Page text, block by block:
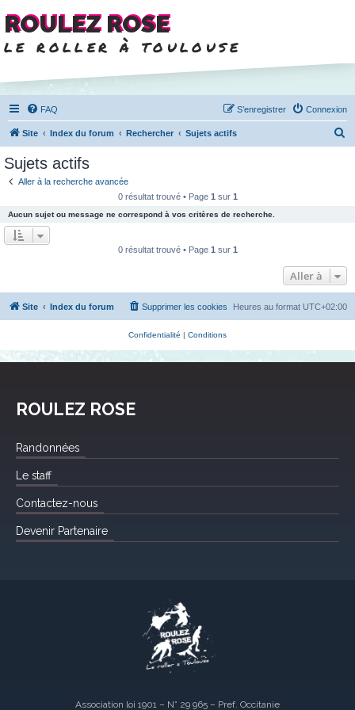
ROULEZ ROSE
le roller à toulouse
FAQ Connexion
S’enregistrer
Site Index du forum Rechercher Sujets actifs
e
r
Sujets actifs
Aller à la recherche avancée
0 résultat trouvé • Page 1 sur 1
Aucun sujet ou message ne correspond à vos critères de recherche.
0 résultat trouvé • Page 1 sur 1
Aller à
Site Index du forum Heures au format UTC+02:00
Supprimer les cookies
Confidentialité | Conditions
ROULEZ ROSE
Randonnées
Le staff
Contactez-nous
Devenir Partenaire
Association loi 1901 – N° 29 965 – Pref. Occitanie